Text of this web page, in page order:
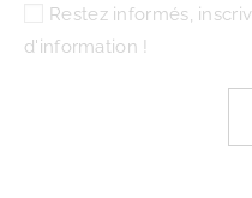
Restez informés,
d'information !